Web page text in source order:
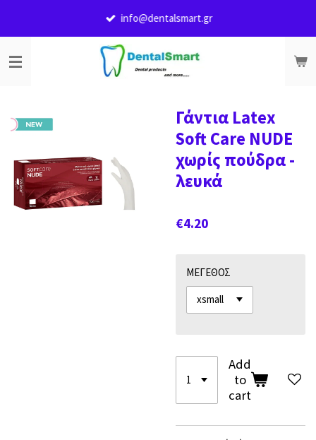
content
info@dentalsmart.gr
Γάντια Latex
Soft Care NUDE
χωρίς πούδρα -
λευκά
€4.20
ΜΕΓΕΘΟΣ
Add
to
cart